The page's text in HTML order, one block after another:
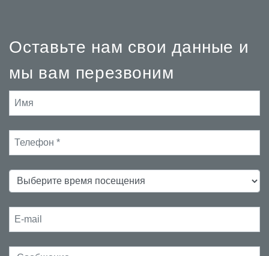
Оставьте нам свои данные и
мы вам перезвоним